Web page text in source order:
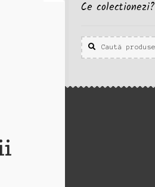
Ce colectionezi?
Caută
după:
Caută